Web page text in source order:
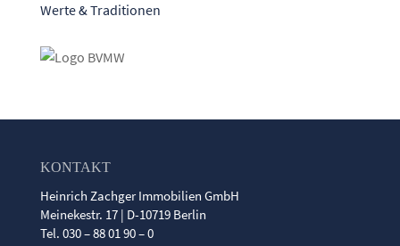
Werte & Traditionen
KONTAKT
Heinrich Zachger Immobilien GmbH
Meinekestr. 17 | D-10719 Berlin
Tel. 030 – 88 01 90 – 0